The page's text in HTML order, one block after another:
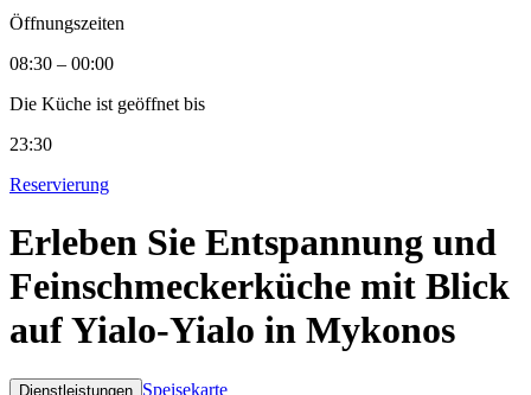
Öffnungszeiten
08:30 – 00:00
Die Küche ist geöffnet bis
23:30
Reservierung
Erleben Sie Entspannung und
Feinschmeckerküche mit Blick
auf Yialo-Yialo in Mykonos
Dienstleistungen Speisekarte